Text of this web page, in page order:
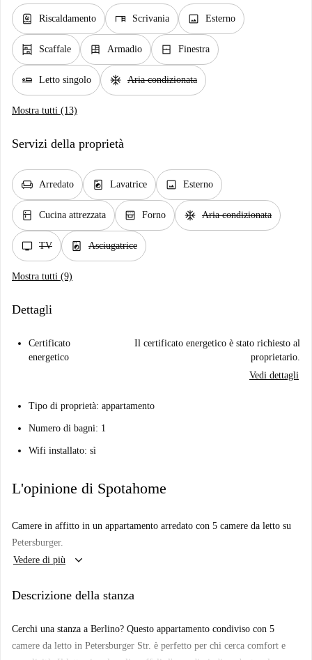
water_heater Riscaldamento desk Scrivania image Esterno
shelves Scaffale dresser Armadio window_closed Finestra
airline_seat_flat Letto singolo ac_unit Aria condizionata
Mostra tutti (13)
Servizi della proprietà
chair Arredato local_laundry_service Lavatrice image Esterno
kitchen Cucina attrezzata oven_gen Forno ac_unit Aria condizionata
tv TV local_laundry_service Asciugatrice
Mostra tutti (9)
Dettagli
Certificato
energetico
Il certificato energetico è stato richiesto al
proprietario.
Vedi dettagli
Tipo di proprietà: appartamento
Numero di bagni: 1
Wifi installato: sì
L'opinione di Spotahome
Camere in affitto in un appartamento arredato con 5 camere da letto su
Petersburger.
Vedere di più
keyboard_arrow_down
Descrizione della stanza
Cerchi una stanza a Berlino? Questo appartamento condiviso con 5
camere da letto in Petersburger Str. è perfetto per chi cerca comfort e